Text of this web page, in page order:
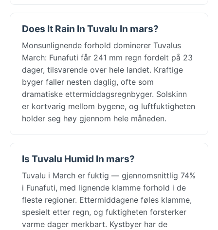
Does It Rain In Tuvalu In mars?
Monsunlignende forhold dominerer Tuvalus
March: Funafuti får 241 mm regn fordelt på 23
dager, tilsvarende over hele landet. Kraftige
byger faller nesten daglig, ofte som
dramatiske ettermiddagsregnbyger. Solskinn
er kortvarig mellom bygene, og luftfuktigheten
holder seg høy gjennom hele måneden.
Is Tuvalu Humid In mars?
Tuvalu i March er fuktig — gjennomsnittlig 74%
i Funafuti, med lignende klamme forhold i de
fleste regioner. Ettermiddagene føles klamme,
spesielt etter regn, og fuktigheten forsterker
varme dager merkbart. Kystbyer har de